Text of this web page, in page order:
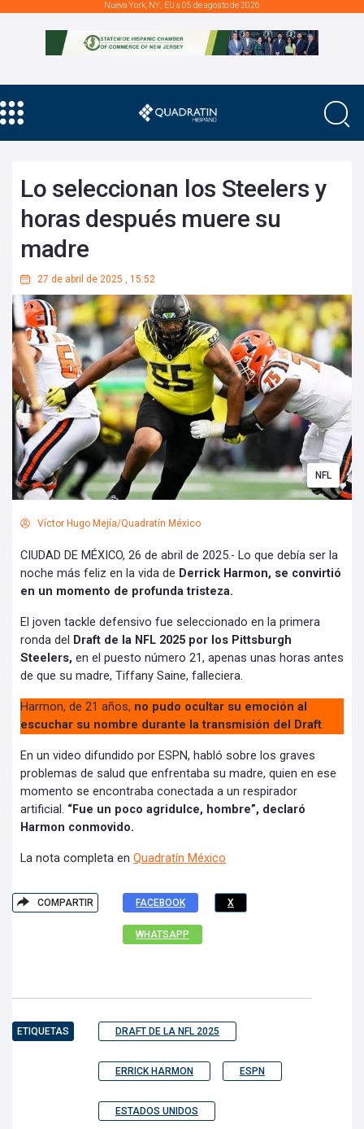
Nueva York, NY., EU a 05 de agosto de 2026
Lo seleccionan los Steelers y
horas después muere su
madre
27 de abril de 2025 , 15:52
NFL
Víctor Hugo Mejía/Quadratín México
CIUDAD DE MÉXICO, 26 de abril de 2025.- Lo que debía ser la
noche más feliz en la vida de Derrick Harmon, se convirtió
en un momento de profunda tristeza.
El joven tackle defensivo fue seleccionado en la primera
ronda del
Draft de la NFL 2025 por los Pittsburgh
Steelers, en el puesto número 21, apenas unas horas antes
de que su madre, Tiffany Saine, falleciera.
Harmon, de 21 años, no pudo ocultar su emoción al
escuchar su nombre durante la transmisión del Draft.
En un video difundido por ESPN, habló sobre los graves
problemas de salud que enfrentaba su madre, quien en ese
momento se encontraba conectada a un respirador
artificial. “Fue un poco agridulce, hombre”, declaró
Harmon conmovido.
La nota completa en Quadratín México
COMPARTIR FACEBOOK X
WHATSAPP
ETIQUETAS DRAFT DE LA NFL 2025
ERRICK HARMON ESPN
ESTADOS UNIDOS